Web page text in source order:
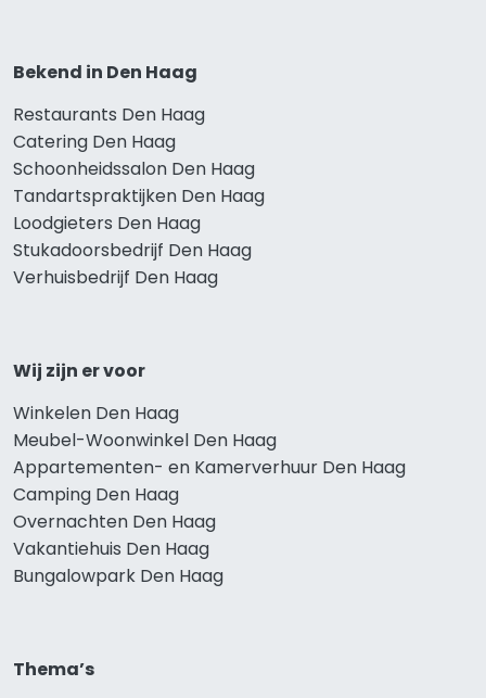
Bekend in Den Haag
Restaurants Den Haag
Catering Den Haag
Schoonheidssalon Den Haag
Tandartspraktijken Den Haag
Loodgieters Den Haag
Stukadoorsbedrijf Den Haag
Verhuisbedrijf Den Haag
Wij zijn er voor
Winkelen Den Haag
Meubel-Woonwinkel Den Haag
Appartementen- en Kamerverhuur Den Haag
Camping Den Haag
Overnachten Den Haag
Vakantiehuis Den Haag
Bungalowpark Den Haag
Thema’s